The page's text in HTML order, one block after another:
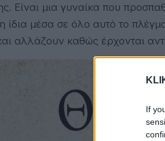
If
Είναι μια γυναίκα που
η ίδια μέσα σε όλο αυτό το
αλλάζουν καθώς έρχονται